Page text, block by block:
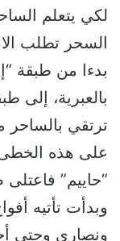
لكي يتعلم
السحر تطلب
بدءا من طبقة
بالعبرية، إلى
ترتقي
على هذه الخطى
“حاييم”
وبدأت تأتيه
ونصارى وحتى